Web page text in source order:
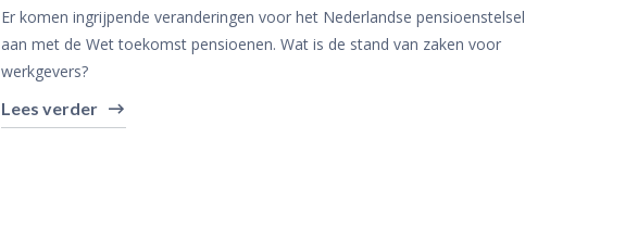
Er komen ingrijpende veranderingen voor het Nederlandse pensioenstelsel
aan met de Wet toekomst pensioenen. Wat is de stand van zaken voor
werkgevers?
Lees verder